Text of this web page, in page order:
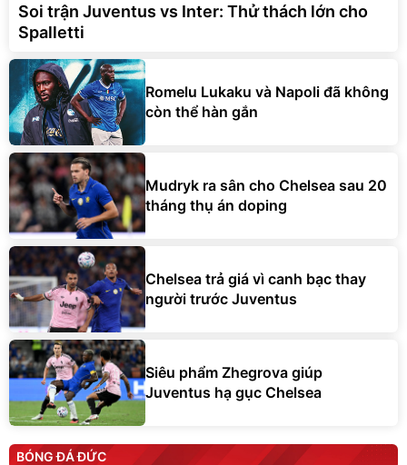
Soi trận Juventus vs Inter: Thử thách lớn cho
Spalletti
Romelu Lukaku và Napoli đã không
còn thể hàn gắn
Mudryk ra sân cho Chelsea sau 20
tháng thụ án doping
Chelsea trả giá vì canh bạc thay
người trước Juventus
Siêu phẩm Zhegrova giúp
Juventus hạ gục Chelsea
BÓNG ĐÁ ĐỨC